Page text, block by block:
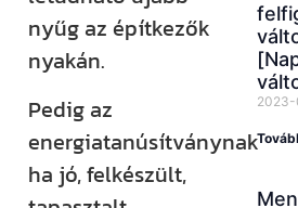
nyűg az építkezők
nyakán.
Pedig az
energiatanúsítványnak
ha jó, felkészült,